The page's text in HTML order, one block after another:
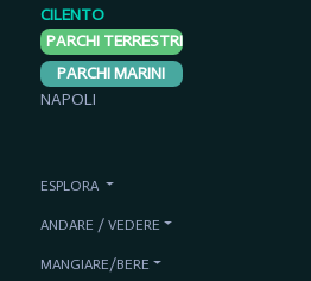
CILENTO
PARCHI TERRESTRI
PARCHI MARINI
NAPOLI
ESPLORA
ANDARE / VEDERE
MANGIARE/BERE